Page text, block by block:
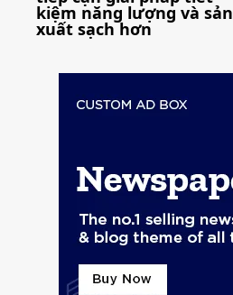
kiệm năng lượng và sản
xuất sạch hơn